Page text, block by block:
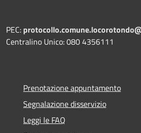
PEC:
Centralino Unico: 080 4356111
Prenotazione appuntamento
Segnalazione disservizio
Leggi le FAQ